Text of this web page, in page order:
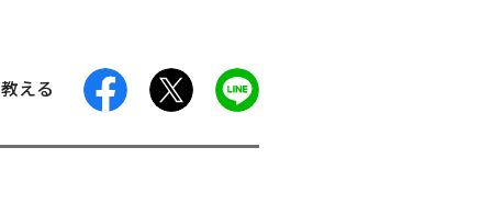
える facebook